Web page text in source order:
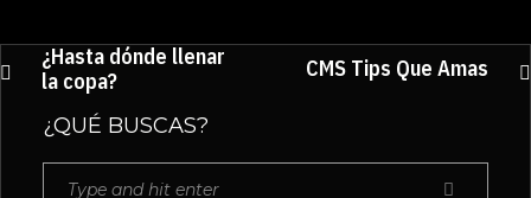
¿Hasta dónde llenar
la copa?
CMS Tips Que Amas
¿QUÉ BUSCAS?